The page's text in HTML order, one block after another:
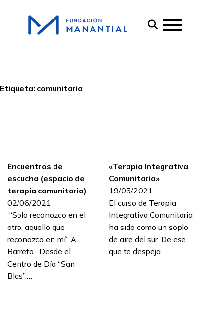
Etiqueta: comunitaria
Encuentros de
escucha (espacio de
terapia comunitaria)
02/06/2021
“Solo reconozco en el
otro, aquello que
reconozco en mí” A.
Barreto Desde el
Centro de Día “San
Blas”,…
«Terapia Integrativa
Comunitaria»
19/05/2021
El curso de Terapia
Integrativa Comunitaria
ha sido como un soplo
de aire del sur. De ese
que te despeja…